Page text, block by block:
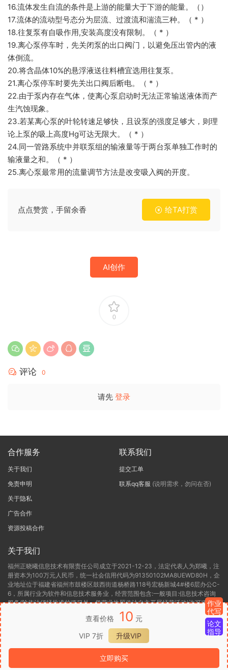
16.流体发生自流的条件是上游的能量大于下游的能量。（）
17.流体的流动型号态分为层流、过渡流和湍流三种。（ * ）
18.往复泵有自吸作用,安装高度没有限制。（ * ）
19.离心泵停车时，先关闭泵的出口阀门，以避免压出管内的液
体倒流。
20.将含晶体10%的悬浮液送往料槽宜选用往复泵。
21.离心泵停车时要先关出口阀后断电。（ * ）
22.由于泵内存在气体，使离心泵启动时无法正常输送液体而产
生汽蚀现象。
23.若某离心泵的叶轮转速足够快，且设泵的强度足够大，则理
论上泵的吸上高度Hg可达无限大。（ * ）
24.同一管路系统中并联泵组的输液量等于两台泵单独工作时的
输液量之和。（ * ）
25.离心泵最常用的流量调节方法是改变吸入阀的开度。
查看价格 10 元
VIP 7折
升级VIP
立即购买
点点赞赏，手留余香 给TA打赏
AI创作
0
评论 0
请先 登录
合作服务
关于我们
免责申明
关于隐私
广告合作
资源投稿合作
联系我们
提交工单
联系qq客服 (说明需求，勿问在否)
关于我们
福州正晓曦信息技术有限责任公司成立于2021-12-23，法定代表人为郑曦，注
册资本为100万元人民币，统一社会信用代码为91350102MA8UEWD80H，企
业地址位于福建省福州市鼓楼区鼓西街道杨桥路118号宏杨新城4#楼6层办公C-
6，所属行业为软件和信息技术服务业，经营范围包含:一般项目:信息技术咨询
服务(除依法须经批准的项目外，凭营业执照依法自主开展经营活动)许可项目:
第二类增值电信业务(依法须经批准的项目，经相关部门批准后方可开展经营活
动，具体经营项目以相关部门批准文件或许可证件为准)。福州正晓曦信息技术
有限责任公司目前的经营状态为存续(在营，开业、在册)。
闽ICP备2022000306号-1闽B2-20220416闽公网安备 35012302000136
号
作业
代写
论文
指导